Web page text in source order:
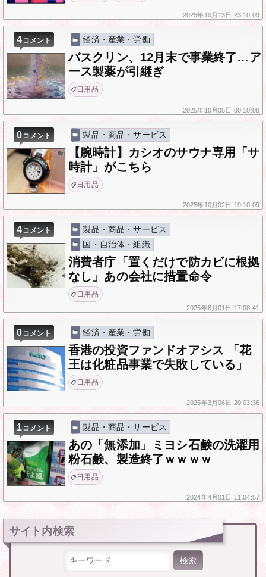
2025年10月13日 23:10:09
4コメント 経済・産業・労働
バスクリン、12月末で事業終了…ア
ース製薬が引継ぎ
日用品
2025年10月05日 00:10:08
0コメント 製品・商品・サービス
【腕時計】カシオのサウナ専用「サ
時計」がこちら
日用品
2025年10月02日 19:10:09
4コメント
製品・商品・サービス
国・自治体・組織
消費者庁「置くだけで防カビに根拠
なし」あの会社に措置命令
日用品
2025年8月01日 17:08:41
0コメント 経済・産業・労働
香港の投資ファンドオアシス 「花
王は化粧品事業で失敗している」
日用品
2025年3月06日 20:03:36
1コメント 製品・商品・サービス
あの「無添加」ミヨシ石鹸の洗濯用
粉石鹸、製造終了ｗｗｗｗ
日用品
2024年4月01日 11:04:57
サイト内検索